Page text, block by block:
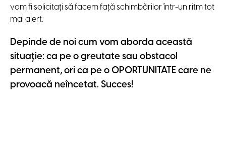
vom fi solicitați să facem față schimbărilor într-un ritm tot
mai alert.
Depinde de noi cum vom aborda această
situație: ca pe o greutate sau obstacol
permanent, ori ca pe o OPORTUNITATE care ne
provoacă neîncetat. Succes!